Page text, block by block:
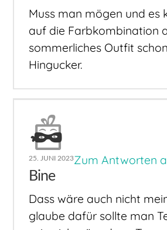
Muss man mögen und es
auf die Farbkombination
sommerliches Outfit
Hingucker.
25. JUNI 2023Zum Antworten
Bine
Dass wäre auch nicht
glaube dafür sollte man